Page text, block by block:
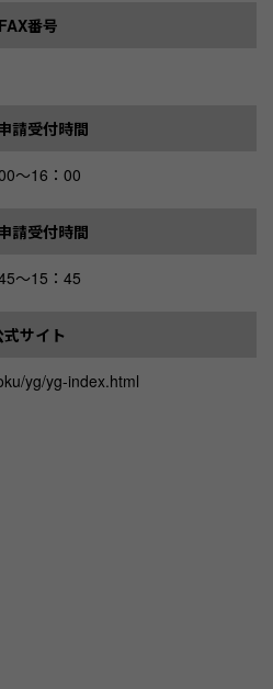
FAX番号
請受付時間
～16：00
請受付時間
～15：45
式サイト
yg/yg-index.html